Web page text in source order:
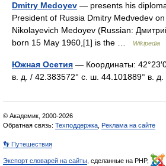
Dmitry Medoyev — presents his
President of Russia Dmitry Medvedev
Nikolayevich Medoyev (Russian:
born 15 May 1960,[1] is the …
Wikipedia
Южная Осетия — Координаты:
в. д. / 42.383572° с. ш. 44.101889° в.
© Академик, 2000-2026
Обратная связь: Техподдержка Реклама на сайте
👣 Путешествия
Экспорт словарей на сайты , сделанные на PHP,